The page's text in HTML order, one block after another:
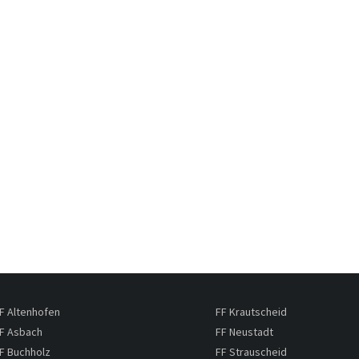
Altenhofen
Asbach
Buchholz
FF Krautscheid
FF Neustadt
FF Strauscheid